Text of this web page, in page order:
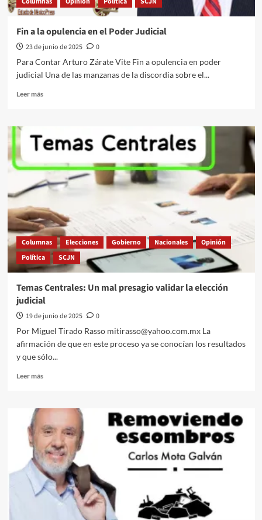
Fin a la opulencia en el Poder Judicial
23 de junio de 2025
0
Para Contar Arturo Zárate Vite Fin a opulencia en poder
judicial Una de las manzanas de la discordia sobre el...
Leer másLeer
a
la
en
el
Poder
Columnas Elecciones Gobierno Nacionales
Opinión
Política
SCJN
Temas Centrales: Un mal presagio validar la elección
judicial
19 de junio de 2025
0
Por Miguel Tirado Rasso mitirasso@yahoo.com.mx La
afirmación de que en este proceso ya se conocían los resultados
y que sólo...
Leer másLeer
Temas
Un
mal
presagio
validar
la
elección
judicial